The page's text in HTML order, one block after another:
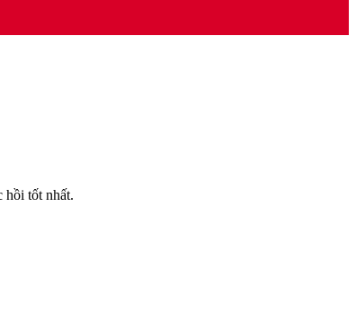
hồi tốt nhất.